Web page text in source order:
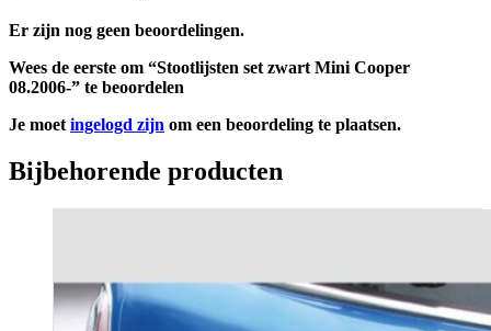
Er zijn nog geen beoordelingen.
Wees de eerste om “Stootlijsten set zwart Mini Cooper
08.2006-” te beoordelen
Je moet ingelogd zijn om een beoordeling te plaatsen.
Bijbehorende producten